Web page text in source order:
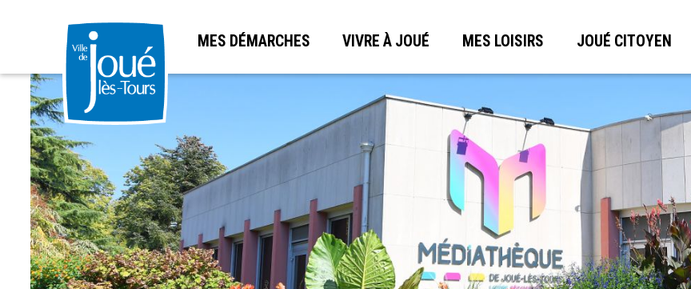
Aller
MES DÉMARCHES VIVRE À JOUÉ MES LOISIRS JOUÉ CITOYEN